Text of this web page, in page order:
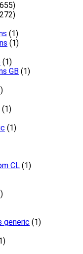
(1)
(1)
(1)
GB (1)
(1)
(1)
CL (1)
generic (1)